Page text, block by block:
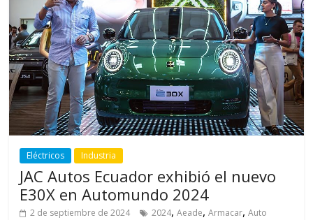
Eléctricos Industria
JAC Autos Ecuador exhibió el nuevo
E30X en Automundo 2024
2 de septiembre de 2024 2024,Aeade,Armacar,Auto